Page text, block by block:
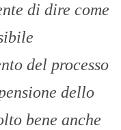
di dire come
del processo
dello
bene anche